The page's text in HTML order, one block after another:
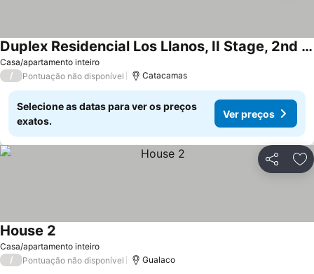
Casa/apartamento inteiro
Duplex Residencial Los Llanos, II Stage, 2nd level
/ Pontuação não disponível Catacamas
Selecione as datas para ver os preços
exatos.
Ver preços
Partilhar
Casa/apartamento inteiro
House 2
/ Pontuação não disponível Gualaco